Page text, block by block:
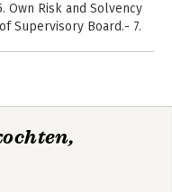
Own Risk and Solvency
Supervisory Board.- 7.